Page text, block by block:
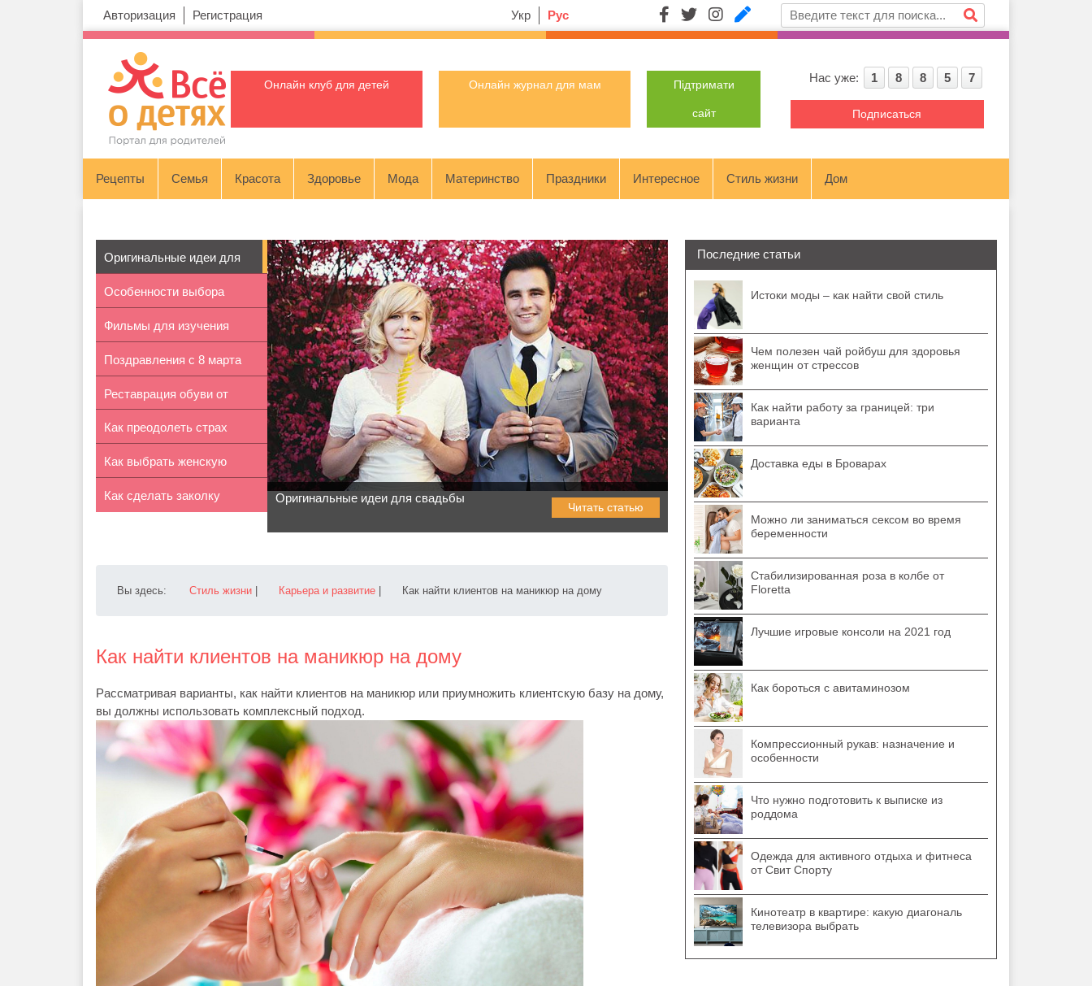
Авторизация Регистрация Укр Рус
Онлайн клуб для детей Онлайн журнал для мам Підтримати
сайт
Нас уже: 1 8 8 5 7
Подписаться
Рецепты Семья Красота Здоровье Мода Материнство Праздники Интересное Стиль жизни Дом
Оригинальные идеи для
свадьбы
Особенности выбора
светильников...
Фильмы для изучения
английского...
Поздравления с 8 марта
Реставрация обуви от
RINNOVO
Как преодолеть страх
перед поле...
Как выбрать женскую
сумку по фи...
Как сделать заколку Оригинальные идеи для свадьбы
Читать статью
Вы здесь: Стиль жизни Карьера и развитие Как найти клиентов на маникюр на дому
Как найти клиентов на маникюр на дому
Рассматривая варианты, как найти клиентов на маникюр или приумножить клиентскую базу на дому,
вы должны использовать комплексный подход.
Последние статьи
Истоки моды – как найти свой стиль
Чем полезен чай ройбуш для здоровья
женщин от стрессов
Как найти работу за границей: три
варианта
Доставка еды в Броварах
Можно ли заниматься сексом во время
беременности
Стабилизированная роза в колбе от
Floretta
Лучшие игровые консоли на 2021 год
Как бороться с авитаминозом
Компрессионный рукав: назначение и
особенности
Что нужно подготовить к выписке из
роддома
Одежда для активного отдыха и фитнеса
от Свит Спорту
Кинотеатр в квартире: какую диагональ
телевизора выбрать